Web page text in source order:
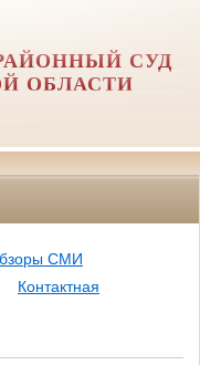
СУД
ОБЛАСТИ
СМИ
Контактная